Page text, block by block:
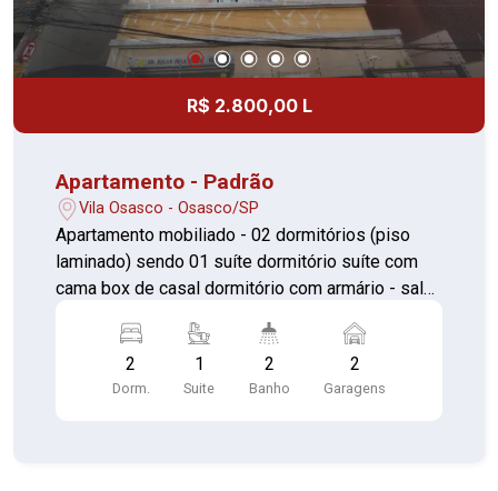
R$ 2.800,00 L
Apartamento - Padrão
Vila Osasco - Osasco/SP
Apartamento mobiliado - 02 dormitórios (piso
laminado) sendo 01 suíte dormitório suíte com
cama box de casal dormitório com armário - sala
cadeiras (piso laminado) - cozinha com armários
planejados e fogão (piso cerâmica) - banheiro
com box (piso cerâmica) - área de serviço com
2
Dorm.
1
Suite
2
Banho
2
Garagens